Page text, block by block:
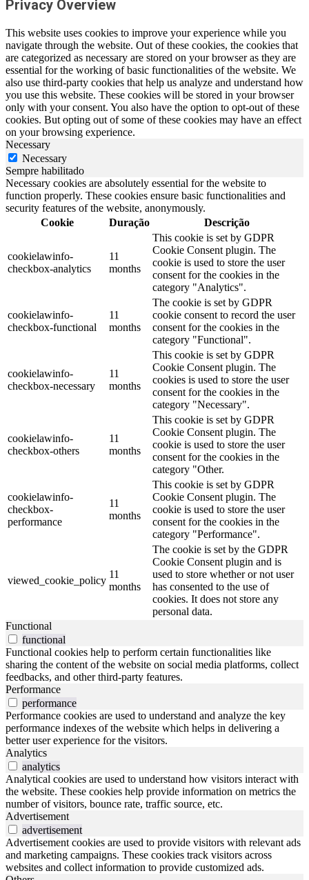
Privacy Overview
This website uses cookies to improve your experience while you
navigate through the website. Out of these cookies, the cookies that
are categorized as necessary are stored on your browser as they are
essential for the working of basic functionalities of the website. We
also use third-party cookies that help us analyze and understand how
you use this website. These cookies will be stored in your browser
only with your consent. You also have the option to opt-out of these
cookies. But opting out of some of these cookies may have an effect
on your browsing experience.
Necessary
Necessary
Sempre habilitado
Necessary cookies are absolutely essential for the website to
function properly. These cookies ensure basic functionalities and
security features of the website, anonymously.
Cookie
Duração Descrição
cookielawinfo-
checkbox-analytics
11
months
This cookie is set by GDPR
Cookie Consent plugin. The
cookie is used to store the user
consent for the cookies in the
category "Analytics".
cookielawinfo-
checkbox-functional
11
months
The cookie is set by GDPR
cookie consent to record the user
consent for the cookies in the
category "Functional".
cookielawinfo-
checkbox-necessary
11
months
This cookie is set by GDPR
Cookie Consent plugin. The
cookies is used to store the user
consent for the cookies in the
category "Necessary".
cookielawinfo-
checkbox-others
11
months
This cookie is set by GDPR
Cookie Consent plugin. The
cookie is used to store the user
consent for the cookies in the
category "Other.
cookielawinfo-
checkbox-
performance
11
months
This cookie is set by GDPR
Cookie Consent plugin. The
cookie is used to store the user
consent for the cookies in the
category "Performance".
viewed_cookie_policy
11
months
The cookie is set by the GDPR
Cookie Consent plugin and is
used to store whether or not user
has consented to the use of
cookies. It does not store any
personal data.
Functional
functional
Functional cookies help to perform certain functionalities like
sharing the content of the website on social media platforms, collect
feedbacks, and other third-party features.
Performance
performance
Performance cookies are used to understand and analyze the key
performance indexes of the website which helps in delivering a
better user experience for the visitors.
Analytics
analytics
Analytical cookies are used to understand how visitors interact with
the website. These cookies help provide information on metrics the
number of visitors, bounce rate, traffic source, etc.
Advertisement
advertisement
Advertisement cookies are used to provide visitors with relevant ads
and marketing campaigns. These cookies track visitors across
websites and collect information to provide customized ads.